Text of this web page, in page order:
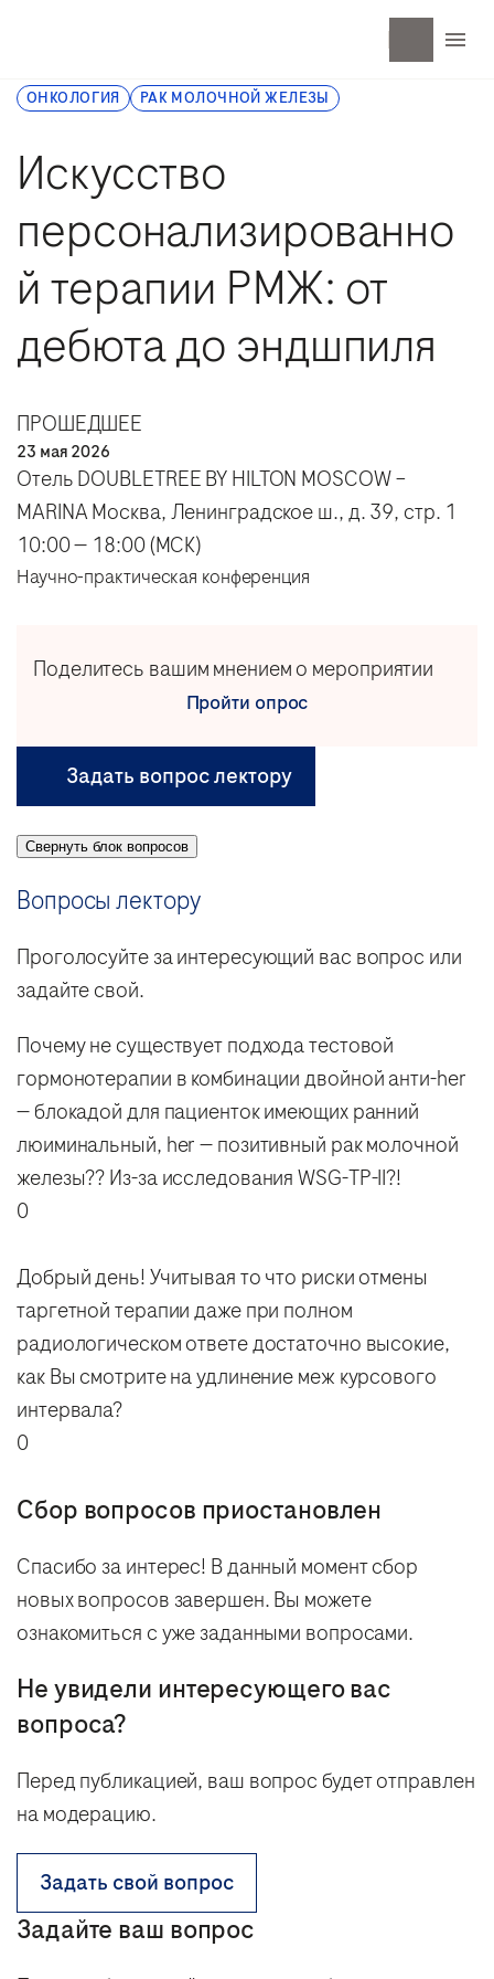
ОНКОЛОГИЯ РАК МОЛОЧНОЙ ЖЕЛЕЗЫ
Искусство
персонализированно
й терапии РМЖ: от
дебюта до эндшпиля
ПРОШЕДШЕЕ
23 мая 2026
Отель DOUBLETREE BY HILTON MOSCOW –
MARINA Москва, Ленинградское ш., д. 39, стр. 1
10:00 — 18:00 (МСК)
Научно-практическая конференция
Поделитесь вашим мнением о мероприятии
Пройти опрос
Задать вопрос лектору
Свернуть блок вопросов
Вопросы лектору
Проголосуйте за интересующий вас вопрос или
задайте свой.
Почему не существует подхода тестовой
гормонотерапии в комбинации двойной анти-her
— блокадой для пациенток имеющих ранний
люиминальный, her — позитивный рак молочной
железы?? Из-за исследования WSG-TP-II?!
0
Добрый день! Учитывая то что риски отмены
таргетной терапии даже при полном
радиологическом ответе достаточно высокие,
как Вы смотрите на удлинение меж курсового
интервала?
0
Сбор вопросов приостановлен
Спасибо за интерес! В данный момент сбор
новых вопросов завершен. Вы можете
ознакомиться с уже заданными вопросами.
Не увидели интересующего вас
вопроса?
Перед публикацией, ваш вопрос будет отправлен
на модерацию.
Задать свой вопрос
Задайте ваш вопрос